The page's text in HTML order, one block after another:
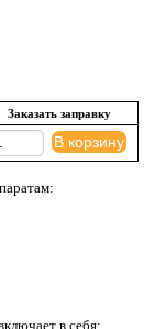
Заказать заправку
В корзину
в себя: